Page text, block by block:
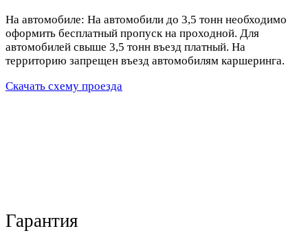
На автомобиле: На автомобили до 3,5 тонн необходимо
оформить бесплатный пропуск на проходной. Для
автомобилей свыше 3,5 тонн въезд платный. На
территорию запрещен въезд автомобилям каршеринга.
Скачать схему проезда
Гарантия